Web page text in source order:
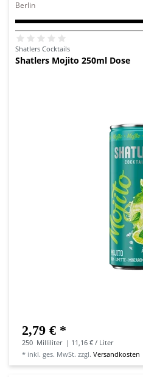
Berlin
Shatlers Cocktails
Shatlers Mojito 250ml Dose
2,79 € *
250 Milliliter | 11,16 € / Liter
* inkl. ges. MwSt. zzgl.Versandkosten